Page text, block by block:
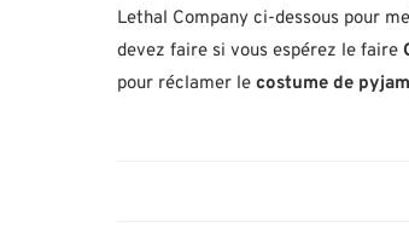
Lethal Company ci-dessous pour
devez faire si vous espérez le faire
pour réclamer le costume de